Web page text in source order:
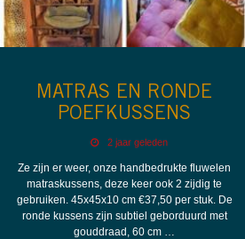
MATRAS EN RONDE
POEFKUSSENS
2 jaar geleden
Ze zijn er weer, onze handbedrukte fluwelen
matraskussens, deze keer ook 2 zijdig te
gebruiken. 45x45x10 cm €37,50 per stuk. De
ronde kussens zijn subtiel geborduurd met
gouddraad, 60 cm …